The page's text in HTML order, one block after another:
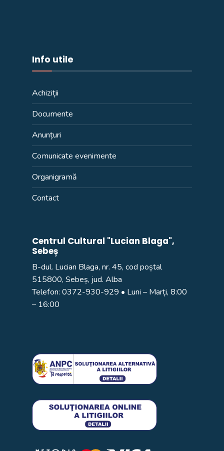
Info utile
Achiziții
Documente
Anunțuri
Comunicate evenimente
Organigramă
Contact
Centrul Cultural "Lucian Blaga",
Sebeș
B-dul. Lucian Blaga, nr. 45, cod poștal
515800, Sebeș, jud. Alba
Telefon: 0372-930-929 • Luni – Marți, 8:00
– 16:00